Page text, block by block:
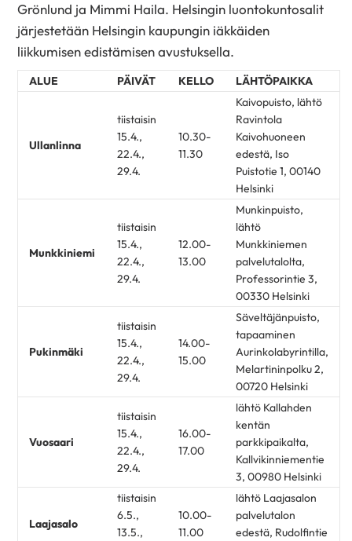
Grönlund ja Mimmi Haila. Helsingin luontokuntosalit
järjestetään Helsingin kaupungin iäkkäiden
liikkumisen edistämisen avustuksella.
ALUE PÄIVÄT KELLO LÄHTÖPAIKKA
Ullanlinna
tiistaisin
15.4.,
22.4.,
29.4.
10.30-
11.30
Kaivopuisto, lähtö
Ravintola
Kaivohuoneen
edestä, Iso
Puistotie 1, 00140
Helsinki
Munkkiniemi
tiistaisin
15.4.,
22.4.,
29.4.
12.00-
13.00
Munkinpuisto,
lähtö
Munkkiniemen
palvelutalolta,
Professorintie 3,
00330 Helsinki
Pukinmäki
tiistaisin
15.4.,
22.4.,
29.4.
14.00-
15.00
Säveltäjänpuisto,
tapaaminen
Aurinkolabyrintilla,
Melartininpolku 2,
00720 Helsinki
Vuosaari
tiistaisin
15.4.,
22.4.,
29.4.
16.00-
17.00
lähtö Kallahden
kentän
parkkipaikalta,
Kallvikinniementie
3, 00980 Helsinki
Laajasalo
tiistaisin
6.5.,
13.5.,
10.00-
11.00
lähtö Laajasalon
palvelutalon
edestä, Rudolfintie